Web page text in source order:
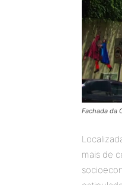
Fachada da
mais de